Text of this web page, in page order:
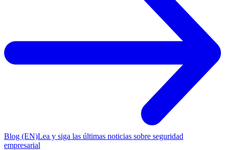
Blog (EN)Lea y siga las últimas noticias sobre seguridad
empresarial